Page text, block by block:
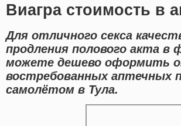
Виагра стоимость в
Для отличного секса
продления полового акта в
можете дешево оформить
востребованных аптечных
самолётом в Тула.